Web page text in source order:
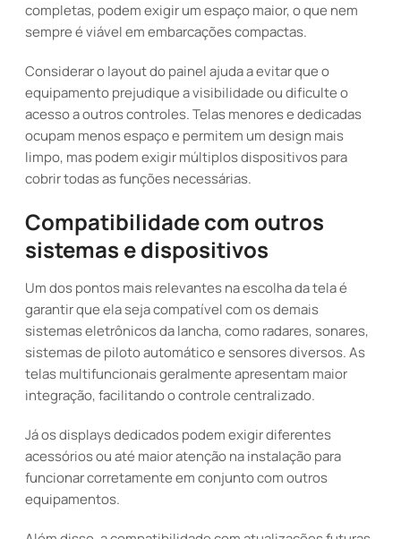
completas, podem exigir um espaço maior, o que nem
sempre é viável em embarcações compactas.
Considerar o layout do painel ajuda a evitar que o
equipamento prejudique a visibilidade ou dificulte o
acesso a outros controles. Telas menores e dedicadas
ocupam menos espaço e permitem um design mais
limpo, mas podem exigir múltiplos dispositivos para
cobrir todas as funções necessárias.
Compatibilidade com outros
sistemas e dispositivos
Um dos pontos mais relevantes na escolha da tela é
garantir que ela seja compatível com os demais
sistemas eletrônicos da lancha, como radares, sonares,
sistemas de piloto automático e sensores diversos. As
telas multifuncionais geralmente apresentam maior
integração, facilitando o controle centralizado.
Já os displays dedicados podem exigir diferentes
acessórios ou até maior atenção na instalação para
funcionar corretamente em conjunto com outros
equipamentos.